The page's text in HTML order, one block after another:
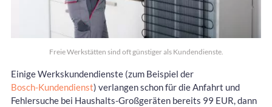
Freie Werkstätten sind oft günstiger als Kundendienste.
Einige Werkskundendienste (zum Beispiel der
Bosch-Kundendienst) verlangen schon für die Anfahrt und
Fehlersuche bei Haushalts-Großgeräten bereits 99 EUR, dann